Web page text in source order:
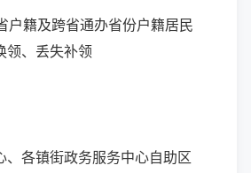
户籍及跨省通办省份户籍居民
领、丢失补领
、各镇街政务服务中心自助区